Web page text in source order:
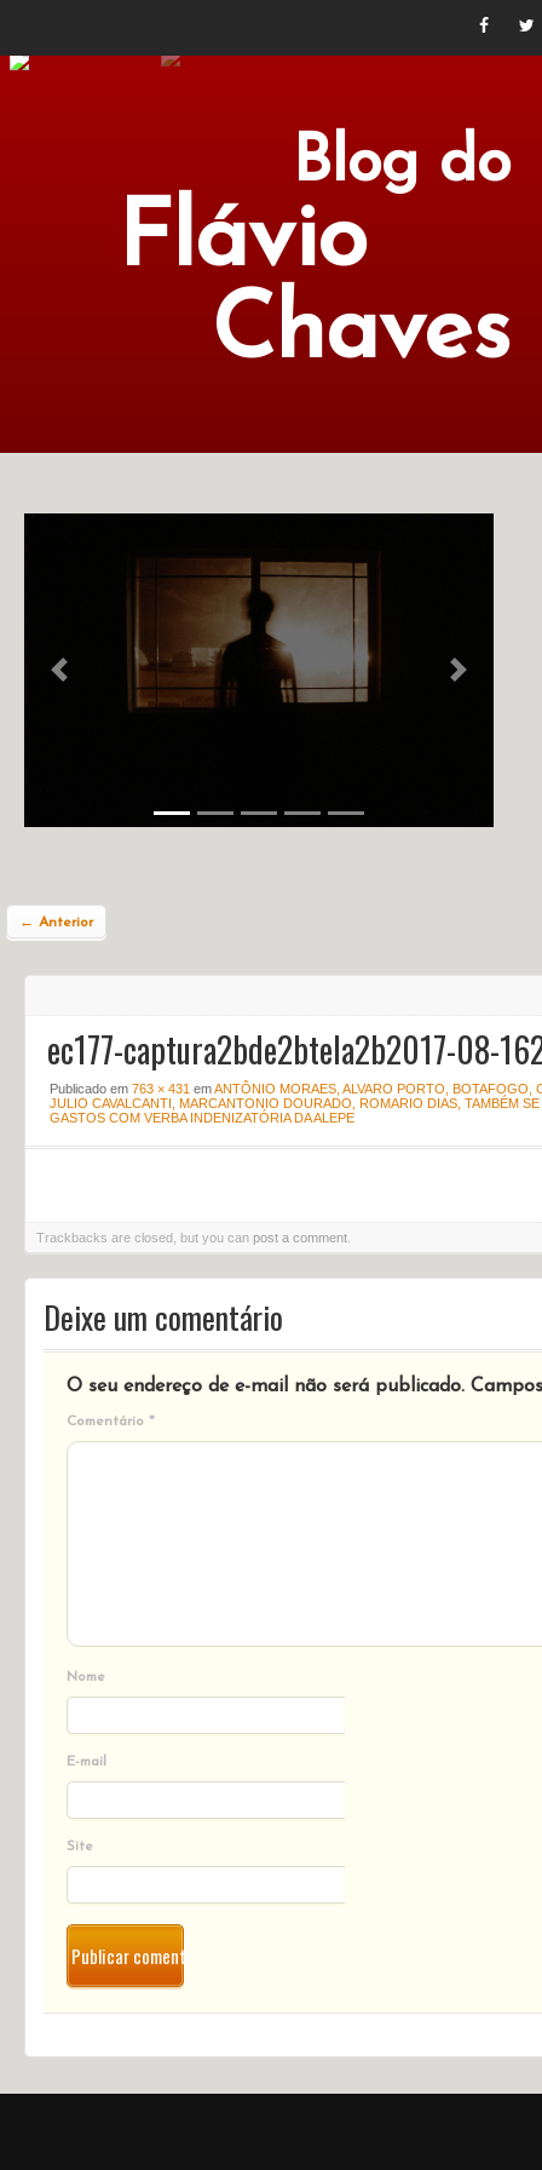
Blog do
Flávio
Chaves
NOTÍCIAS
Previous Next
← Anterior
ec177-captura2bde2btela2b2017-08-
Publicado em 763 × 431 emANTÔNIO MORAES, ALVARO PORTO,
JULIO CAVALCANTI, MARCANTONIO DOURADO, ROMARIO DIAS, TAMBÉM
GASTOS COM VERBA INDENIZATÓRIA DA ALEPE
Trackbacks are closed, but you can post a comment
Deixe um comentário
O seu endereço de e-mail não será publicado.
Comentário *
Nome
E-mail
Site